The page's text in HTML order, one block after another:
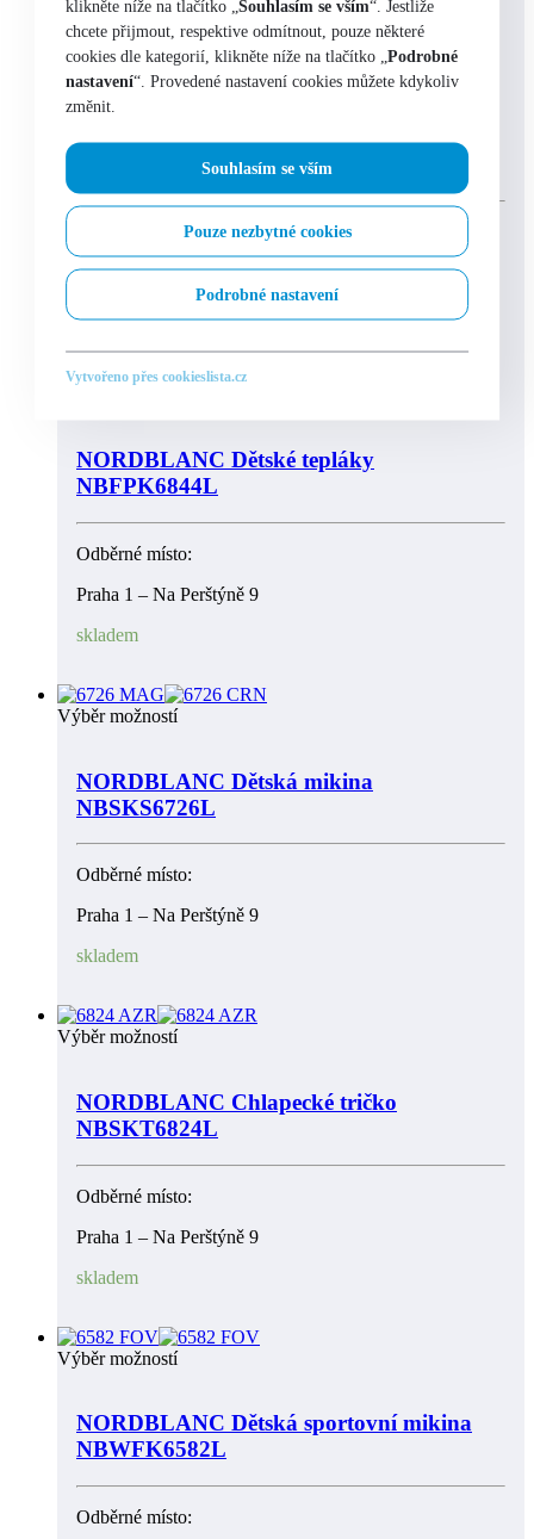
Výběr možností
NORDBLANC Dětská sportovní mikina
NBFKS6568L-S
Odběrné místo:
Praha 1 – Na Perštýně 9
NORDBLANC Dětské tepláky
NBFPK6844L
Odběrné místo:
Praha 1 – Na Perštýně 9
skladem
Výběr možností
NORDBLANC Dětská mikina
NBSKS6726L
Odběrné místo:
Praha 1 – Na Perštýně 9
skladem
Výběr možností
NORDBLANC Chlapecké tričko
NBSKT6824L
Odběrné místo:
Praha 1 – Na Perštýně 9
skladem
Výběr možností
NORDBLANC Dětská sportovní mikina
NBWFK6582L
Odběrné místo:
klikněte níže na tlačítko „Souhlasím se vším“. Jestliže
chcete přijmout, respektive odmítnout, pouze některé
cookies dle kategorií, klikněte níže na tlačítko „Podrobné
nastavení“. Provedené nastavení cookies můžete kdykoliv
změnit.
Souhlasím se vším
Pouze nezbytné cookies
Podrobné nastavení
Vytvořeno přes cookieslista.cz